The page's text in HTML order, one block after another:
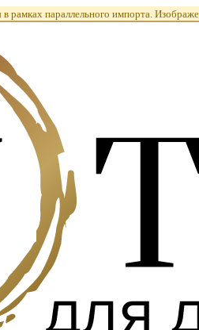
параллельного импорта.